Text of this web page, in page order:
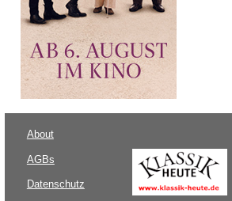
About
AGBs
Datenschutz